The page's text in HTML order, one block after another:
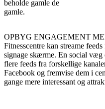
beholde gamle de
gamle.
OPBYG ENGAGEMENT
Fitnesscentre kan streame
signage skærme. En social væg
flere feeds fra forskellige
Facebook og fremvise dem i
gange mere interessant og